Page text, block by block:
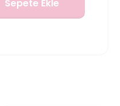
Sepete Ekle